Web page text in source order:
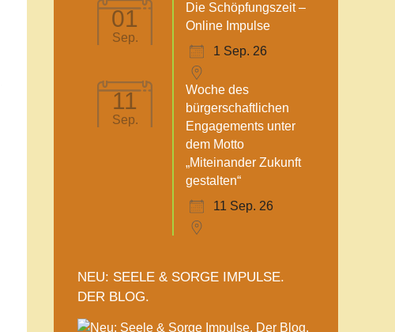
01
Sep.
Die Schöpfungszeit –
Online Impulse
1 Sep. 26
11
Sep.
Woche des
bürgerschaftlichen
Engagements unter
dem Motto
„Miteinander Zukunft
gestalten“
11 Sep. 26
NEU: SEELE & SORGE IMPULSE.
DER BLOG.